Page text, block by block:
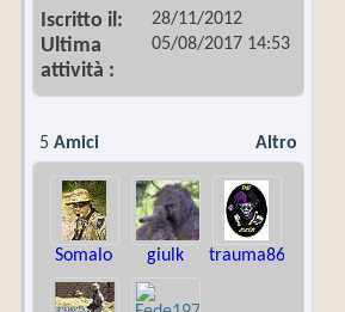
Iscritto il 28/11/2012
Ultima
attività
05/08/2017 14:53
Altro
5 Amici
Somalo giulk trauma86